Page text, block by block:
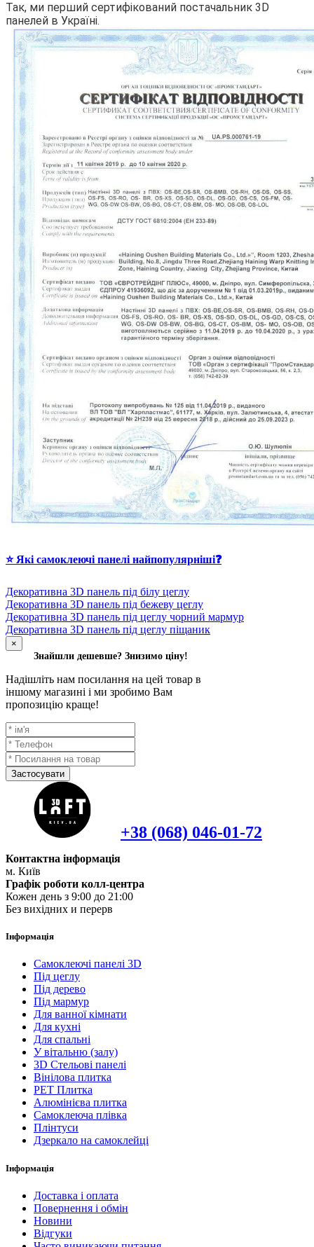
Так, ми перший сертифікований постачальник 3D
панелей в Україні.
⭐ Які самоклеючі панелі найпопулярніші❓
Декоративна 3D панель під білу цеглу
Декоративна 3D панель під бежеву цеглу
Декоративна 3D панель під цеглу чорний мармур
Декоративна 3D панель під цеглу піщаник
×
Знайшли дешевше? Знизимо ціну!
Надішліть нам посилання на цей товар в
іншому магазині і ми зробимо Вам
пропозицію краще!
Застосувати
+38 (068) 046-01-72
Контактна інформація
м. Київ
Графік роботи колл-центра
Кожен день з 9:00 до 21:00
Без вихідних и перерв
Інформація
Самоклеючі панелі 3D
Під цеглу
Під дерево
Під мармур
Для ванної кімнати
Для кухні
Для спальні
У вітальню (залу)
3D Стельові панелі
Вінілова плитка
PET Плитка
Алюмінієва плитка
Самоклеюча плівка
Плінтуси
Дзеркало на самоклейці
Інформація
Доставка і оплата
Повернення і обмін
Новини
Відгуки